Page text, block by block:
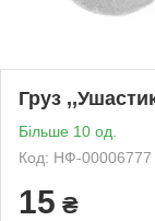
Груз
Більше 10 од.
Код: НФ-00006777
15 ₴